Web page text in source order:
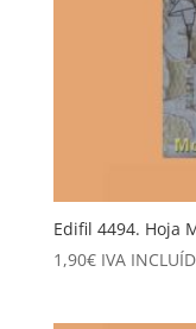
Edifil 4494. Hoja
1,90€ IVA